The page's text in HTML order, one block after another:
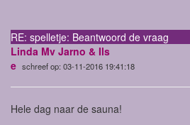
RE: spelletje: Beantwoord de vraag
Linda Mv Jarno & Ils
e schreef op: 03-11-2016 19:41:18
Hele dag naar de sauna!